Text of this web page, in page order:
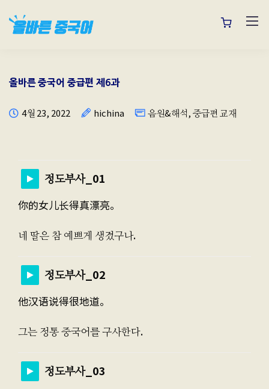
올바른 중국어 중급편 제6과
4월 23, 2022 hichina 음원&해석,중급편 교재
정도부사_01
你的女儿长得真漂亮。
네 딸은 참 예쁘게 생겼구나.
정도부사_02
他汉语说得很地道。
그는 정통 중국어를 구사한다.
정도부사_03